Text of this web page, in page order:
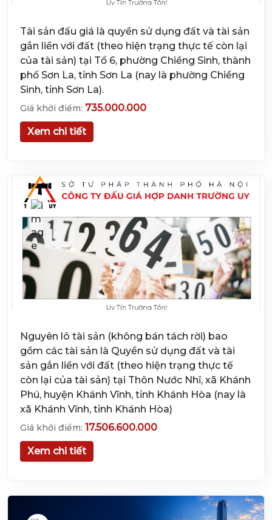
Tài sản đấu giá là quyền sử dụng đất và tài sản
gắn liền với đất (theo hiện trạng thực tế còn lại
của tài sản) tại Tổ 6, phường Chiềng Sinh, thành
phố Sơn La, tỉnh Sơn La (nay là phường Chiềng
Sinh, tỉnh Sơn La).
Giá khởi điểm: 735.000.000
Xem chi tiết
Nguyên lô tài sản (không bán tách rời) bao
gồm các tài sản là Quyền sử dụng đất và tài
sản gắn liền với đất (theo hiện trạng thực tế
còn lại của tài sản) tại Thôn Nước Nhĩ, xã Khánh
Phú, huyện Khánh Vĩnh, tỉnh Khánh Hòa (nay là
xã Khánh Vĩnh, tỉnh Khánh Hòa)
Giá khởi điểm: 17.506.600.000
Xem chi tiết